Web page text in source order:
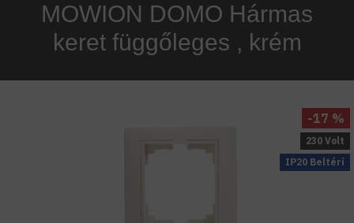
MOWION DOMO Hármas
keret függőleges , krém
IP20 Beltéri
230 Volt
-17 %